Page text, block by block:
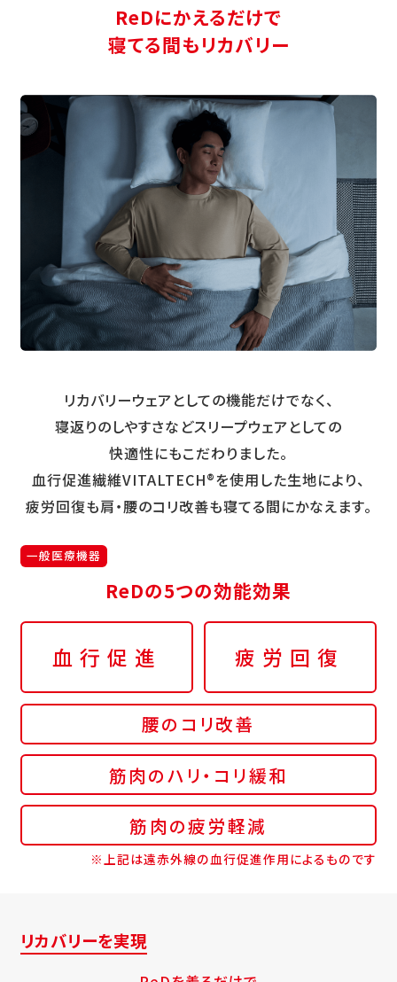
ReDにかえるだけで
寝てる間もリカバリー
リカバリーウェアとしての機能だけでなく、
寝返りのしやすさなどスリープウェアとしての
快適性にもこだわりました。
血行促進繊維VITALTECH®を使用した生地により、
疲労回復も肩・腰のコリ改善も寝てる間にかなえます。
一般医療機器
ReDの5つの効能効果
血行促進 疲労回復
腰のコリ改善
筋肉のハリ・コリ緩和
筋肉の疲労軽減
※上記は遠赤外線の血行促進作用によるものです
リカバリーを実現